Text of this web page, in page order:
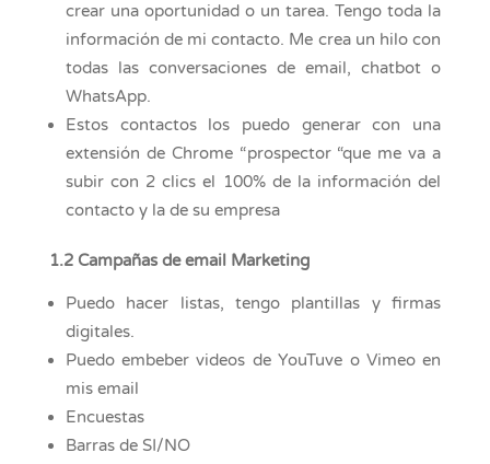
crear una oportunidad o un tarea. Tengo toda la
información de mi contacto. Me crea un hilo con
todas las conversaciones de email, chatbot o
WhatsApp.
Estos contactos los puedo generar con una
extensión de Chrome “prospector “que me va a
subir con 2 clics el 100% de la información del
contacto y la de su empresa
1.2 Campañas de email Marketing
Puedo hacer listas, tengo plantillas y firmas
digitales.
Puedo embeber videos de YouTuve o Vimeo en
mis email
Encuestas
Barras de SI/NO